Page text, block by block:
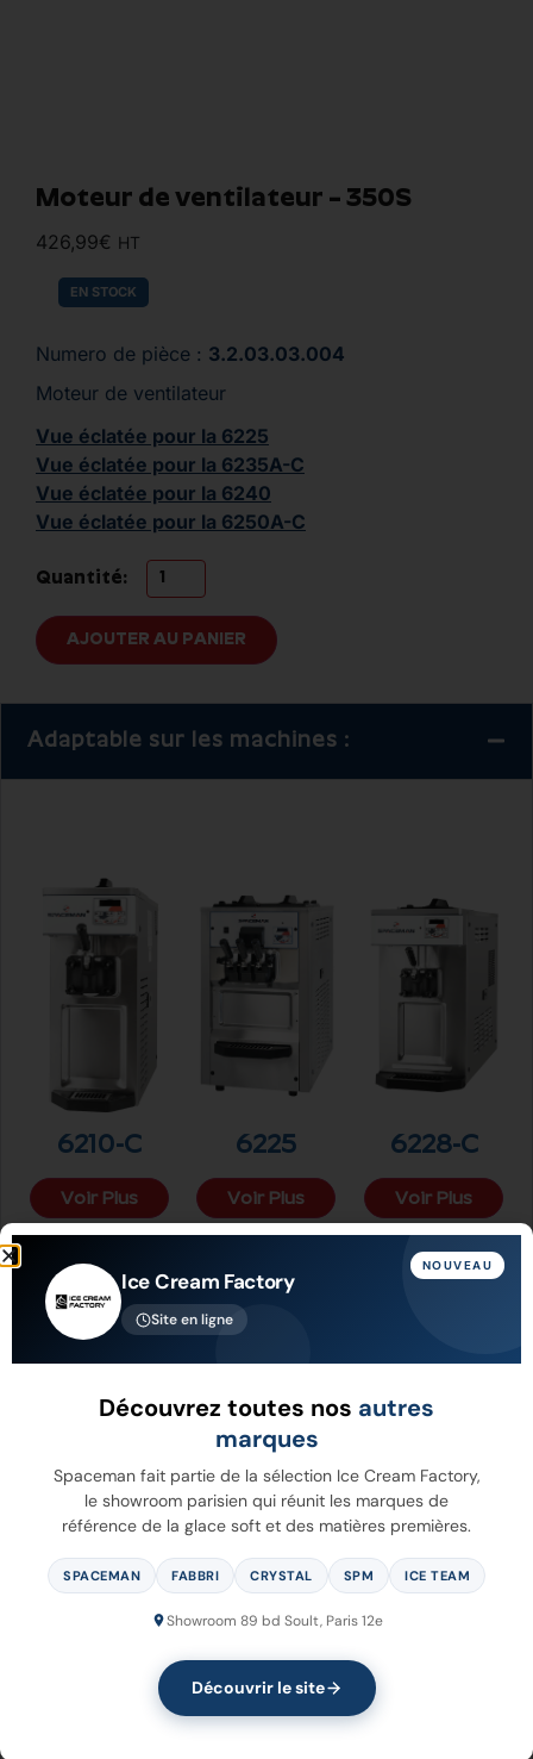
Moteur de ventilateur – 350S
426,99€ HT
EN STOCK
Numero de pièce : 3.2.03.03.004
Moteur de ventilateur
Vue éclatée pour la 6225
Vue éclatée pour la 6235A-C
Vue éclatée pour la 6240
Vue éclatée pour la 6250A-C
Quantité:
AJOUTER AU PANIER
Adaptable sur les machines :
6210-C
Voir Plus
6225
Voir Plus
6228-C
Voir Plus
Voir Plus Voir Plus Voir Plus
NOUVEAU
Ice Cream Factory
Site en ligne
Découvrez toutes nos autres
marques
Spaceman fait partie de la sélection Ice Cream Factory,
le showroom parisien qui réunit les marques de
référence de la glace soft et des matières premières.
SPACEMAN FABBRI CRYSTAL SPM ICE TEAM
Showroom 89 bd Soult, Paris 12e
Découvrir le site